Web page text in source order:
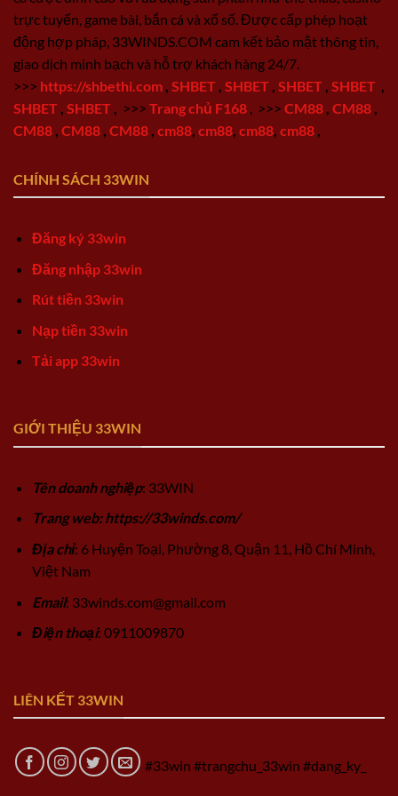
trực tuyến, game bài, bắn cá và xổ số. Được cấp phép hoạt
động hợp pháp, 33WINDS.COM cam kết bảo mật thông tin,
giao dịch minh bạch và hỗ trợ khách hàng 24/7.
>>> https://shbethi.com SHBET SHBET SHBET SHBET
SHBET SHBET >>> Trang chủ F168 >>> CM88 CM88
CM88 CM88 CM88 cm88 cm88 cm88 cm88
CHÍNH SÁCH 33WIN
Đăng ký 33win
Đăng nhập 33win
Rút tiền 33win
Nạp tiền 33win
Tải app 33win
GIỚI THIỆU 33WIN
Tên doanh nghiệp: 33WIN
Trang web: https://33winds.com/
Địa chỉ: 6 Huyện Toại, Phường 8, Quận 11, Hồ Chí Minh,
Việt Nam
Email: 33winds.com@gmail.com
Điện thoại: 0911009870
LIÊN KẾT 33WIN
#33win #trangchu_33win #dang_ky_